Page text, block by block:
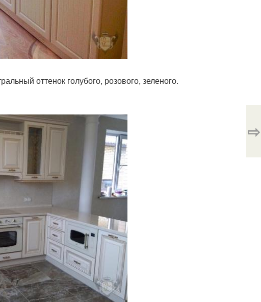
оттенок голубого, розового, зеленого.
⇨